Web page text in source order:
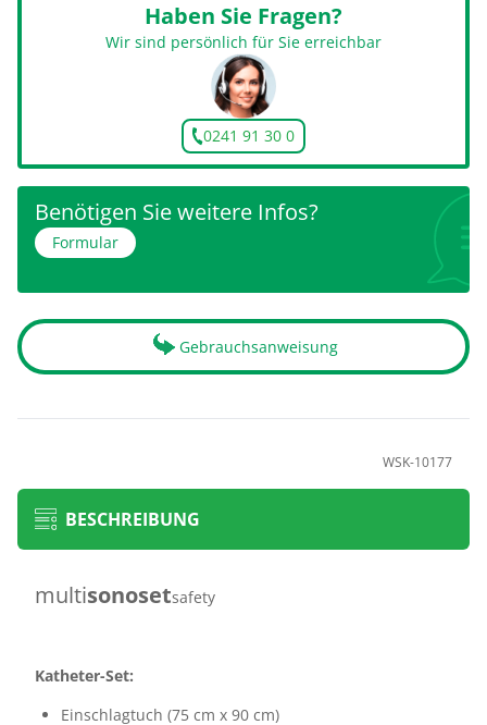
Haben Sie Fragen?
Wir sind persönlich für Sie erreichbar
0241 91 30 0
Benötigen Sie weitere Infos?
Formular
Gebrauchsanweisung
WSK-10177
BESCHREIBUNG
multisonosetsafety
Katheter-Set:
Einschlagtuch (75 cm x 90 cm)